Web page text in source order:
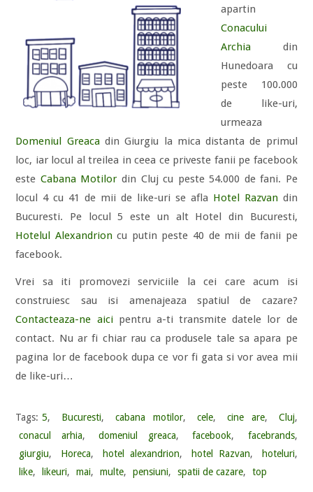
apartin
Conacului
Archiadin
Hunedoara cu
peste 100.000
de like-uri,
urmeaza
Domeniul Greacadin Giurgiu la mica distanta de primul
loc, iar locul al treilea in ceea ce priveste fanii pe facebook
este Cabana Motilordin Cluj cu peste 54.000 de fani. Pe
locul 4 cu 41 de mii de like-uri se afla Hotel Razvandin
Bucuresti. Pe locul 5 este un alt Hotel din Bucuresti,
Hotelul Alexandrioncu putin peste 40 de mii de fanii pe
facebook.
Vrei sa iti promovezi serviciile la cei care acum isi
construiesc sau isi amenajeaza spatiul de cazare?
Contacteaza-ne aicipentru a-ti transmite datele lor de
contact. Nu ar fi chiar rau ca produsele tale sa apara pe
pagina lor de facebook dupa ce vor fi gata si vor avea mii
de like-uri…
Tags: 5, Bucuresti, cabana motilor, cele, cine are, Cluj,
conacul arhia, domeniul greaca, facebook, facebrands,
giurgiu, Horeca, hotel alexandrion, hotel Razvan, hoteluri,
like, likeuri, mai, multe, pensiuni, spatii de cazare, top